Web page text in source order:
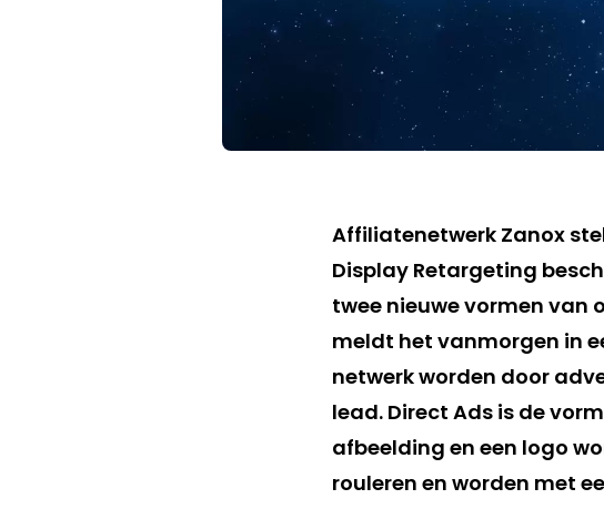
Affiliatenetwerk Zanox
Display Retargeting
twee nieuwe vormen van
meldt het vanmorgen in
netwerk worden door
lead. Direct Ads is de
afbeelding en een logo
rouleren en worden met